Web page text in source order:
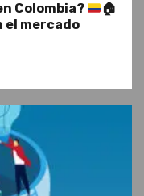
Colombia?
🏠
el mercado